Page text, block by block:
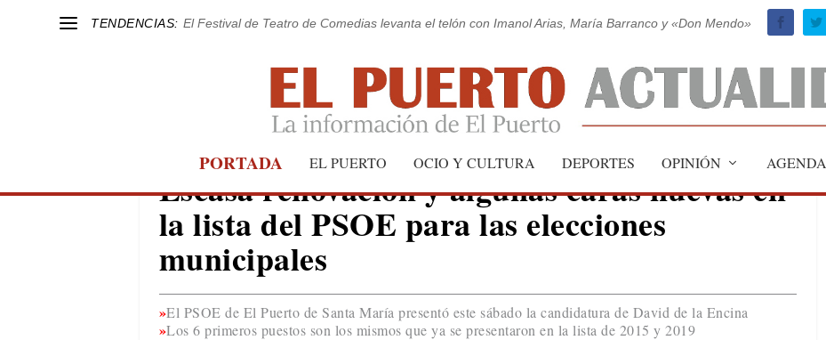
TENDENCIAS: El Festival de Teatro de Comedias levanta el telón con Imanol Arias, María Barranco y «Don Mendo»
PORTADA EL PUERTO OCIO Y CULTURA DEPORTES OPINIÓN AGENDA
EL PUERTO
Escasa renovación y algunas caras nuevas en
la lista del PSOE para las elecciones
municipales
El PSOE de El Puerto de Santa María presentó este sábado la candidatura de David de la Encina
Los 6 primeros puestos son los mismos que ya se presentaron en la lista de 2015 y 2019